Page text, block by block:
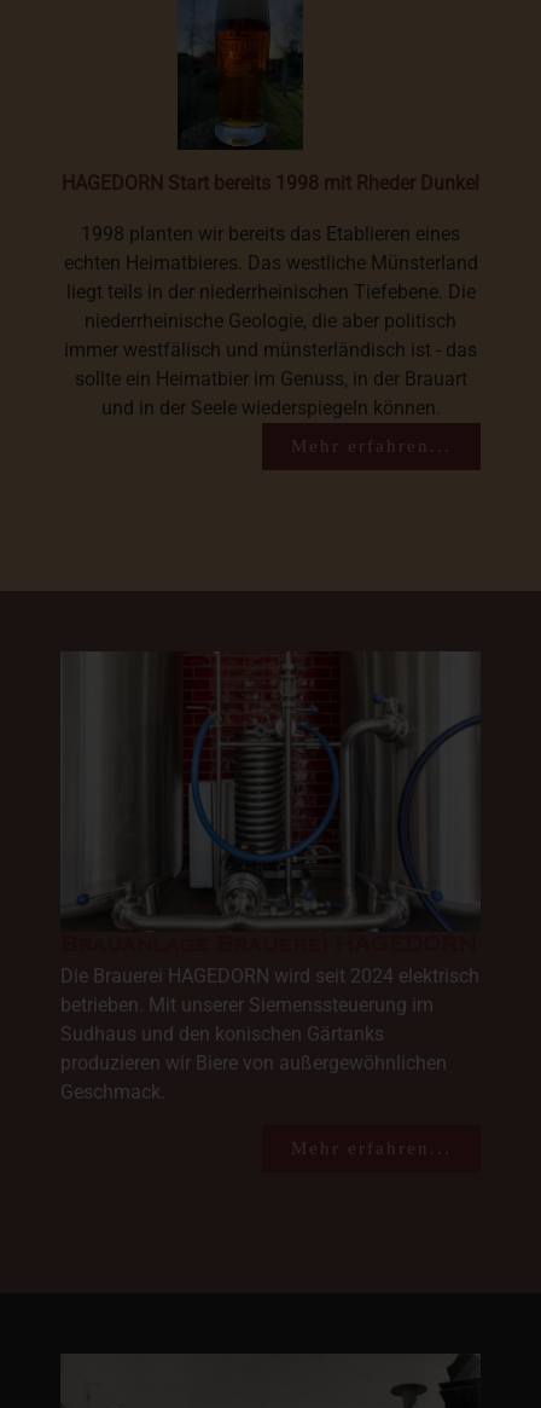
HAGEDORN Start bereits 1998 mit Rheder Dunkel
1998 planten wir bereits das Etablieren eines
echten Heimatbieres. Das westliche Münsterland
liegt teils in der niederrheinischen Tiefebene. Die
niederrheinische Geologie, die aber politisch
immer westfälisch und münsterländisch ist - das
sollte ein Heimatbier im Genuss, in der Brauart
und in der Seele wiederspiegeln können.
Mehr erfahren...
Die Brauerei HAGEDORN wird seit 2024 elektrisch
betrieben. Mit unserer Siemenssteuerung im
Sudhaus und den konischen Gärtanks
produzieren wir Biere von außergewöhnlichen
Geschmack.
Mehr erfahren...